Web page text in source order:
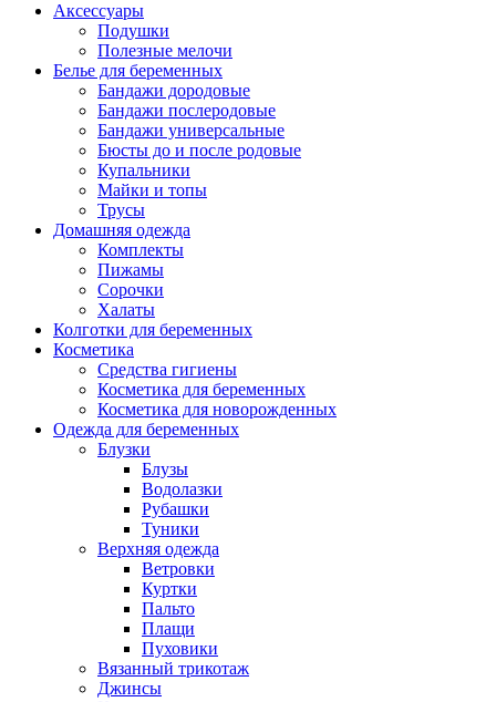
Аксессуары
Подушки
Полезные мелочи
Белье для беременных
Бандажи дородовые
Бандажи послеродовые
Бандажи универсальные
Бюсты до и после родовые
Купальники
Майки и топы
Трусы
Домашняя одежда
Комплекты
Пижамы
Сорочки
Халаты
Колготки для беременных
Косметика
Cредства гигиены
Косметика для беременных
Косметика для новорожденных
Одежда для беременных
Блузки
Блузы
Водолазки
Рубашки
Туники
Верхняя одежда
Ветровки
Куртки
Пальто
Плащи
Пуховики
Вязанный трикотаж
Джинсы